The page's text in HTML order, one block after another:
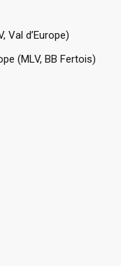
Val d’Europe)
(MLV, BB Fertois)